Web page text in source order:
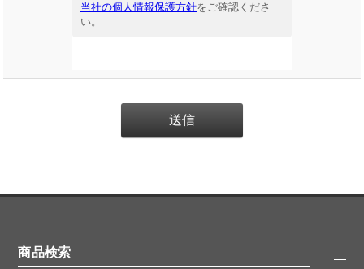
当社の個人情報保護方針をご確認くださ
い。
商品検索